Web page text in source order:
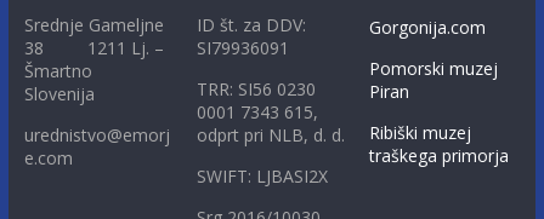
Srednje Gameljne
38 1211 Lj. –
Šmartno
Slovenija
urednistvo@emorj
e.com
ID št. za DDV:
SI79936091
TRR: SI56 0230
0001 7343 615,
odprt pri NLB, d. d.
SWIFT: LJBASI2X
Gorgonija.com
Pomorski muzej
Piran
Ribiški muzej
traškega primorja